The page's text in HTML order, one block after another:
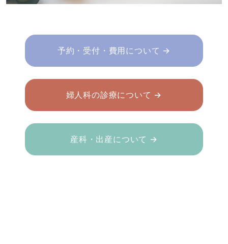
予約・受付・費用について →
婦人科の診療について →
産科・出産について →